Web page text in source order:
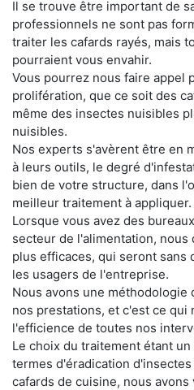
Il se trouve être important de
professionnels ne sont pas
traiter les cafards rayés, mais
pourraient vous envahir.
Vous pourrez nous faire appel
prolifération, que ce soit des
même des insectes nuisibles
nuisibles.
Nos experts s'avèrent être en
à leurs outils, le degré
bien de votre structure, dans
meilleur traitement à appliquer.
Lorsque vous avez des
secteur de l'alimentation,
plus efficaces, qui seront sans
les usagers de l'entreprise.
Nous avons une méthodologie
nos prestations, et c'est ce qui
l'efficience de toutes nos
Le choix du traitement étant
termes d'éradication
cafards de cuisine, nous avons